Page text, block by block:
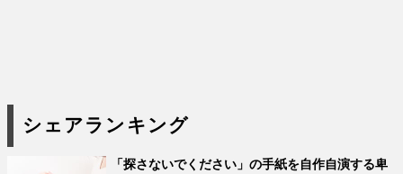
シェアランキング
「探さないでください」の手紙を自作自演する卑